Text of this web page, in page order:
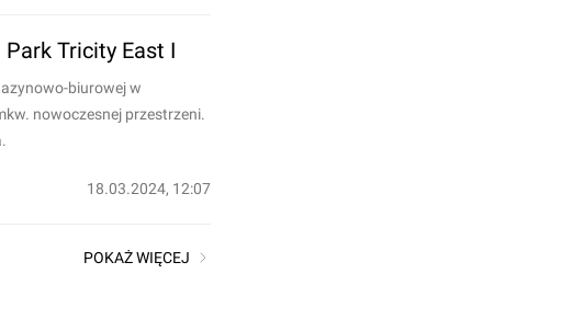
Tricity East I
biurowej w
nowoczesnej przestrzeni.
18.03.2024, 12:07
POKAŻ WIĘCEJ